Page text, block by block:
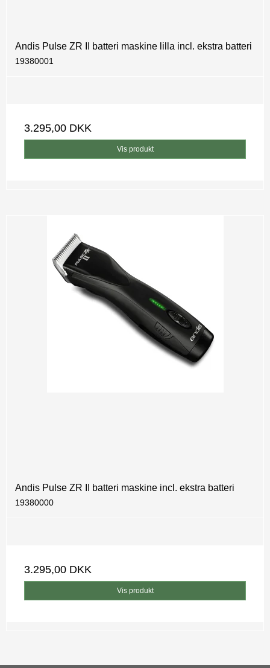
Andis Pulse ZR II batteri maskine lilla incl. ekstra batteri
19380001
3.295,00 DKK
Vis produkt
Andis Pulse ZR II batteri maskine incl. ekstra batteri
19380000
3.295,00 DKK
Vis produkt